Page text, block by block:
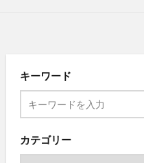
キーワード
カテゴリー